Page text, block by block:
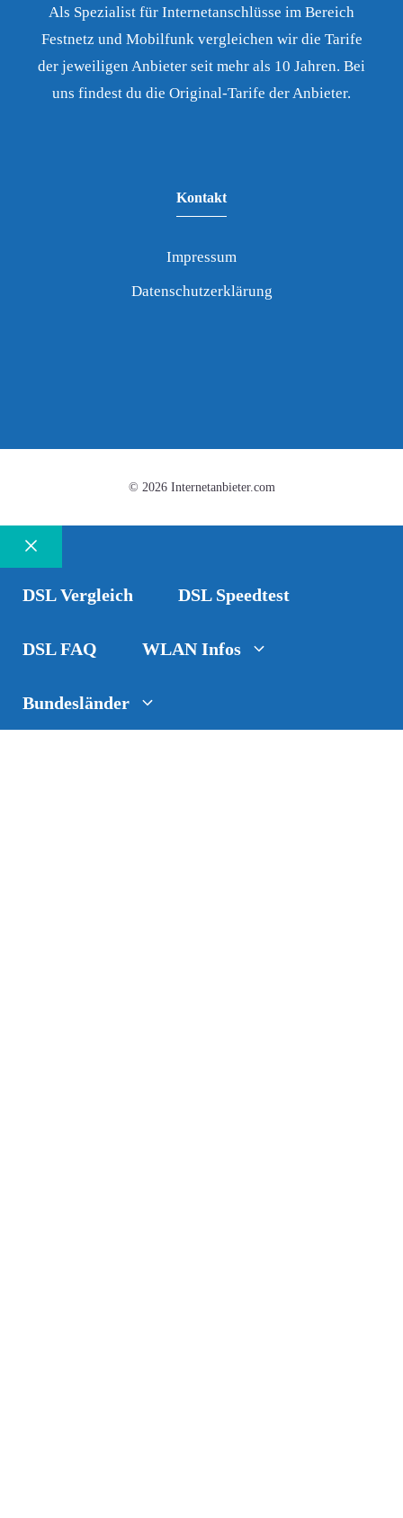
Als Spezialist für Internetanschlüsse im Bereich
Festnetz und Mobilfunk vergleichen wir die Tarife
der jeweiligen Anbieter seit mehr als 10 Jahren. Bei
uns findest du die Original-Tarife der Anbieter.
Kontakt
Impressum
Datenschutzerklärung
© 2026 Internetanbieter.com
Schließen
DSL Vergleich DSL Speedtest
DSL FAQ WLAN Infos
Bundesländer